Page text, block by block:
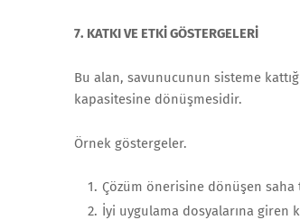
7. KATKI VE ETKİ GÖSTERGELERİ
Bu alan, savunucunun sisteme
kapasitesine dönüşmesidir.
Örnek göstergeler.
Çözüm önerisine dönüşen saha
İyi uygulama dosyalarına giren